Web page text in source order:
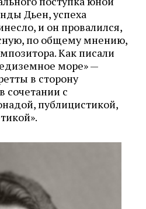
Дьен, успеха
и он провалился,
по общему мнению,
Как писали
море» —
в сторону
сочетании с
публицистикой,